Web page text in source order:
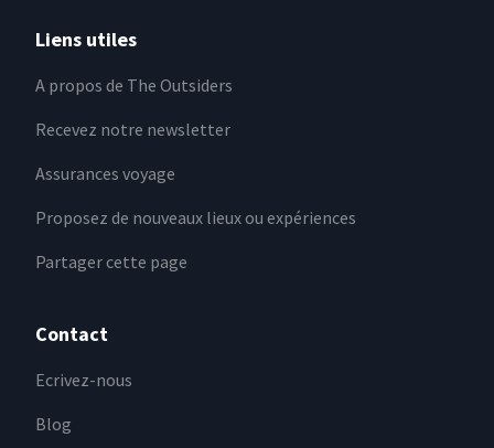
Liens utiles
A propos de The Outsiders
Recevez notre newsletter
Assurances voyage
Proposez de nouveaux lieux ou expériences
Partager cette page
Contact
Ecrivez-nous
Blog